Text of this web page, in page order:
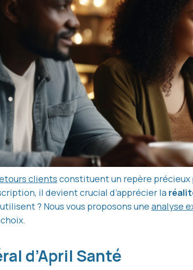
clients constituent un repère précieux
il devient crucial d’apprécier la
? Nous vous proposons une analyse
d’April Santé